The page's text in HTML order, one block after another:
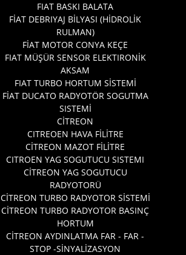
FIAT BASKI BALATA
FİAT DEBRIYAJ BİLYASI (HİDROLİK
RULMAN)
FİAT MOTOR CONYA KEÇE
FIAT MÜŞÜR SENSOR ELEKTIRONİK
AKSAM
FIAT TURBO HORTUM SİSTEMİ
FİAT DUCATO RADYOTÖR SOGUTMA
SISTEMİ
CİTREON
CITREOEN HAVA FİLİTRE
CİTREON MAZOT FİLİTRE
CITROEN YAG SOGUTUCU SISTEMI
CİTREON YAG SOGUTUCU
RADYOTORÜ
CİTREON TURBO RADYOTOR SİSTEMİ
CİTREON TURBO RADYOTOR BASINÇ
HORTUM
CİTREON AYDINLATMA FAR - FAR -
STOP -SİNYALİZASYON